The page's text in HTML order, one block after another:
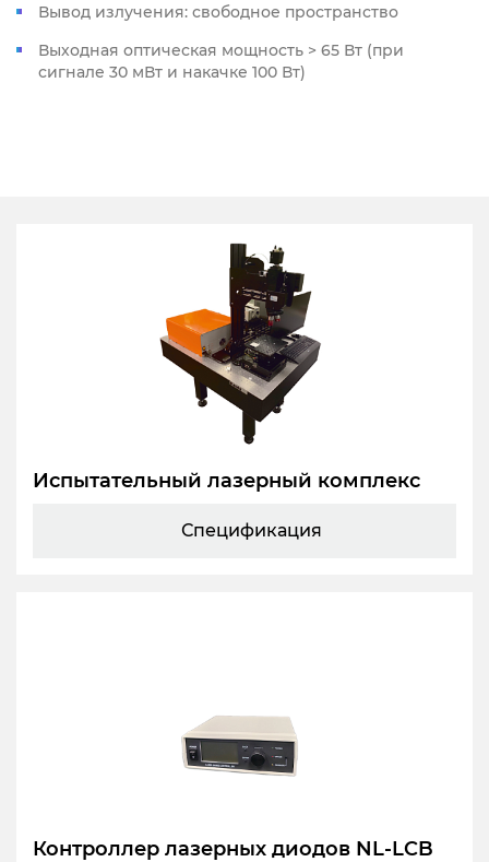
Вывод излучения: свободное пространство
Выходная оптическая мощность > 65 Вт (при
сигнале 30 мВт и накачке 100 Вт)
Испытательный лазерный комплекс
Спецификация
Контроллер лазерных диодов NL-LCB